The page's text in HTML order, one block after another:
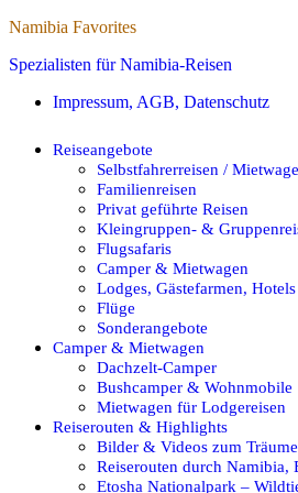
Namibia Favorites
Spezialisten für Namibia-Reisen
Impressum, AGB, Datenschutz
Reiseangebote
Selbstfahrerreisen /
Familienreisen
Privat geführte Reisen
Kleingruppen- &
Flugsafaris
Camper & Mietwagen
Lodges, Gästefarmen, Hotels
Flüge
Sonderangebote
Camper & Mietwagen
Dachzelt-Camper
Bushcamper & Wohnmobile
Mietwagen für Lodgereisen
Reiserouten & Highlights
Bilder & Videos zum
Reiserouten durch Namibia,
Etosha Nationalpark –